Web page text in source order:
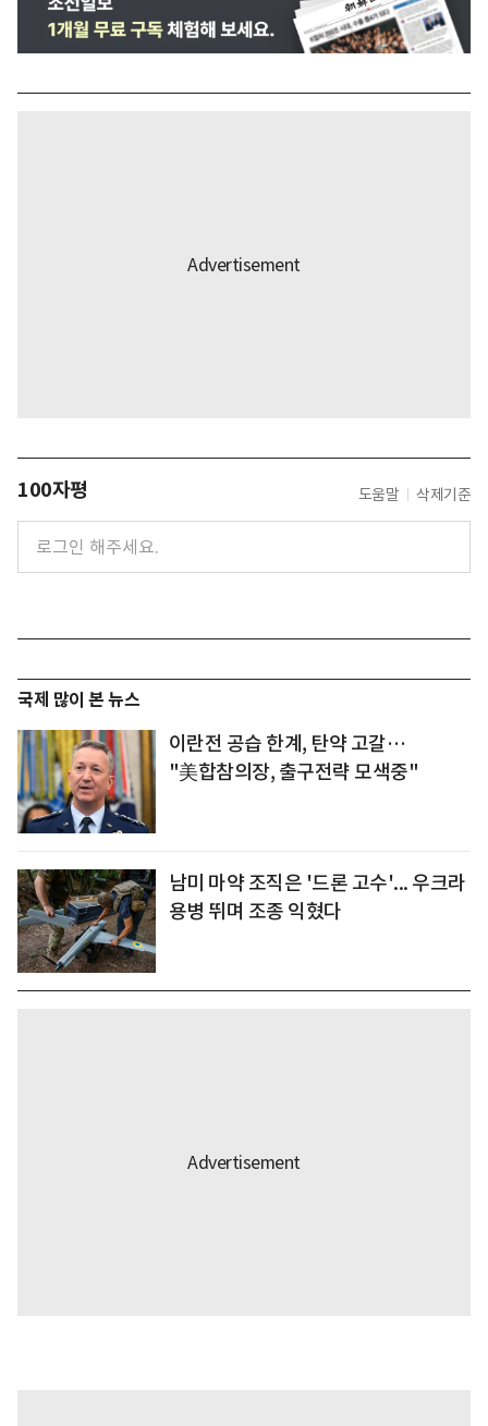
100자평 도움말 삭제기준
국제 많이 본 뉴스
이란전 공습 한계, 탄약 고갈…
"美합참의장, 출구전략 모색중"
남미 마약 조직은 '드론 고수'... 우크라
용병 뛰며 조종 익혔다